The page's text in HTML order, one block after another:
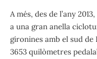
A més, des de l’any
a una gran anella
gironines amb el sud
3653 quilòmetres